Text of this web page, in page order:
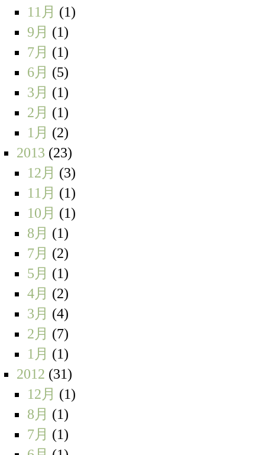
11月 (1)
9月 (1)
7月 (1)
6月 (5)
3月 (1)
2月 (1)
1月 (2)
2013 (23)
12月 (3)
11月 (1)
10月 (1)
8月 (1)
7月 (2)
5月 (1)
4月 (2)
3月 (4)
2月 (7)
1月 (1)
2012 (31)
12月 (1)
8月 (1)
7月 (1)